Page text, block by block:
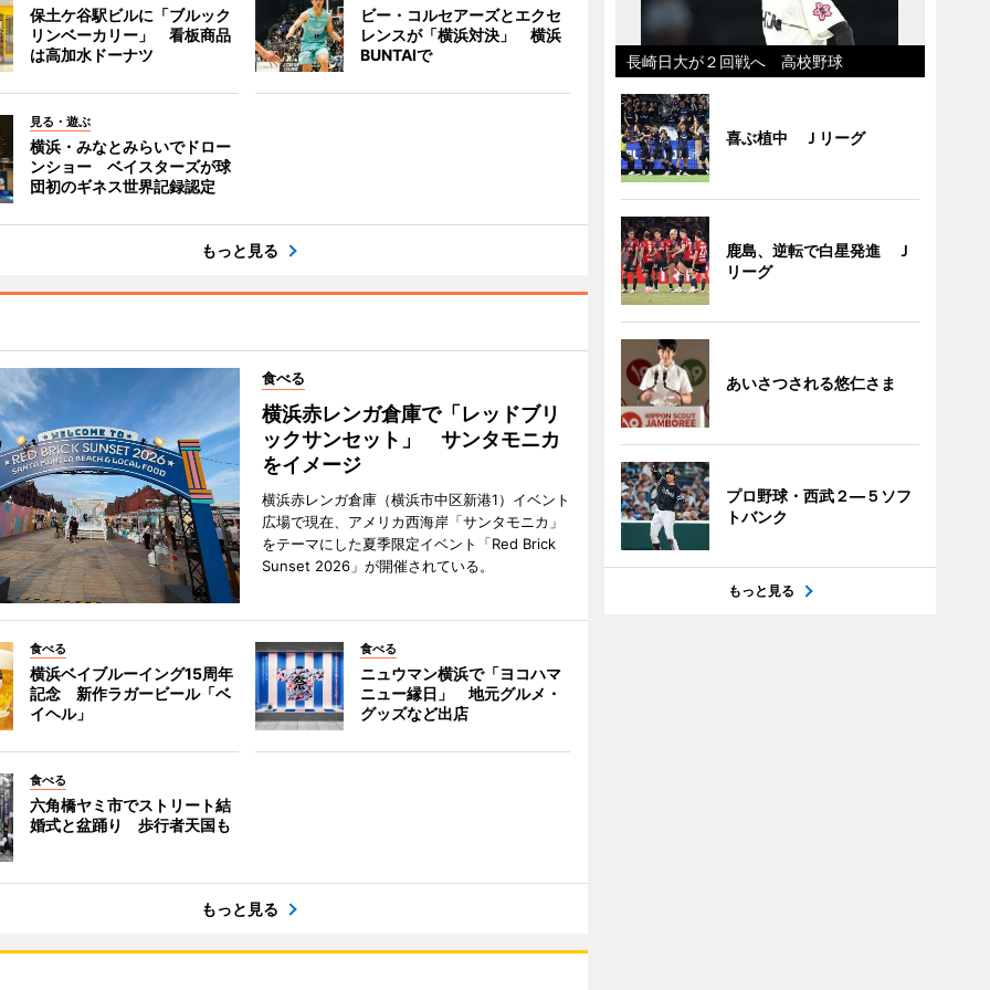
保土ケ谷駅ビルに「ブルック
リンベーカリー」 看板商品
は高加水ドーナツ
ビー・コルセアーズとエクセ
レンスが「横浜対決」 横浜
BUNTAIで
見る・遊ぶ
横浜・みなとみらいでドロー
ンショー ベイスターズが球
団初のギネス世界記録認定
もっと見る
食べる
横浜赤レンガ倉庫で「レッドブリ
ックサンセット」 サンタモニカ
をイメージ
横浜赤レンガ倉庫（横浜市中区新港1）イベント
広場で現在、アメリカ西海岸「サンタモニカ」
をテーマにした夏季限定イベント「Red Brick
Sunset 2026」が開催されている。
食べる
横浜ベイブルーイング15周年
記念 新作ラガービール「ベ
イヘル」
食べる
ニュウマン横浜で「ヨコハマ
ニュー縁日」 地元グルメ・
グッズなど出店
食べる
六角橋ヤミ市でストリート結
婚式と盆踊り 歩行者天国も
もっと見る
長崎日大が２回戦へ 高校野球
喜ぶ植中 Ｊリーグ
鹿島、逆転で白星発進 Ｊ
リーグ
あいさつされる悠仁さま
プロ野球・西武２―５ソフ
トバンク
もっと見る